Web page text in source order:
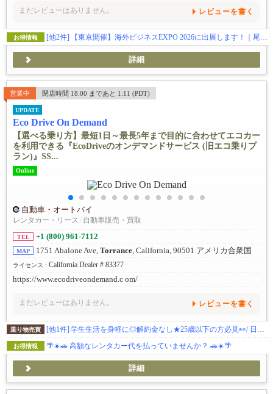
まだレビューはありません。 レビューを書く
お得情報 [他2件] 【東京開催】海外ビジネスEXPO 2026に出展します！｜尾崎真由美会計事務所
詳細
営業中 閉店時間 18:00 まであと 1:11 (PDT)
UPDATE
Eco Drive On Demand
【選べる乗り方】最短1日～最長5年まで目的に合わせてエコカー
を利用できる『EcoDriveのオンデマンドサービス (旧エコ乗りプ
ラン)』SS...
Online
自動車・オートバイ
レンタカー・リース / 自動車販売・買取
TEL +1 (800) 961-7112
MAP 1751 Abalone Ave, Torrance , California, 90501 アメリカ合衆国
ライセンス : California Dealer # 83377
https://www.ecodriveondemand.c om/
まだレビューはありません。 レビューを書く
乗り物売買 [他1件] 学生生活を身軽に◎解約金なし★25歳以下の方必見👀/ 日本語対応 / メンテナンス費用込/プリウスの燃費◎経済的に使える！
お得情報 🌴☀️🚗 高額なレンタカー代を払っていませんか？ 🚗☀️🌴
詳細